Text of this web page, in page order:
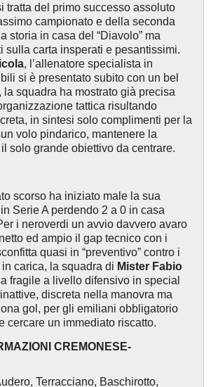
tratta del primo successo assoluto
campionato e della seconda
storia in casa del “Diavolo” ma
sulla carta insperati e pesantissimi.
, l’allenatore specialista in
si è presentato subito con un bel
la squadra ha mostrato già precisa
tattica risultando
in sintesi solo complimenti per la
volo pindarico, mantenere la
solo grande obiettivo da centrare.
scorso ha iniziato male la sua
Serie A perdendo 2 a 0 in casa
i neroverdi un avvio davvero avaro
ed ampio il gap tecnico con i
quasi in “preventivo” contro i
carica, la squadra di Mister Fabio
fragile a livello difensivo in special
discreta nella manovra ma
gol, per gli emiliani obbligatorio
cercare un immediato riscatto.
CREMONESE-
Terracciano, Baschirotto,